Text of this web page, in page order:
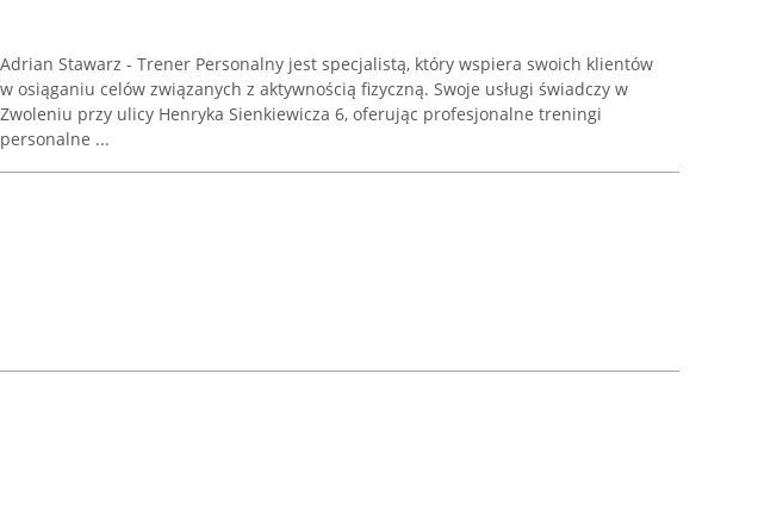
Adrian Stawarz - Trener Personalny jest specjalistą, który wspiera swoich klientów
w osiąganiu celów związanych z aktywnością fizyczną. Swoje usługi świadczy w
Zwoleniu przy ulicy Henryka Sienkiewicza 6, oferując profesjonalne treningi
personalne ...